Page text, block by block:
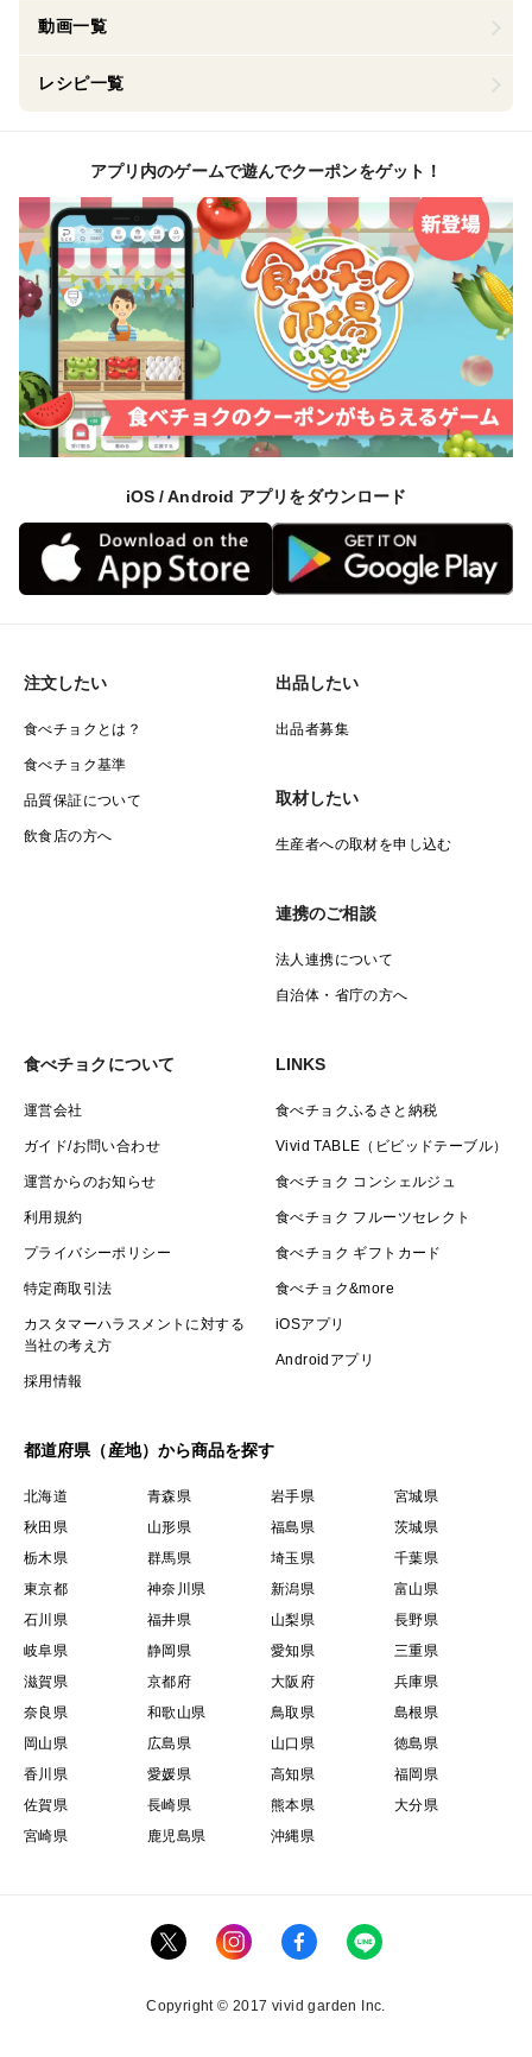
動画一覧
レシピ一覧
アプリ内のゲームで遊んでクーポンをゲット！
iOS / Android アプリをダウンロード
注文したい
食べチョクとは？
食べチョク基準
品質保証について
飲食店の方へ
出品したい
出品者募集
取材したい
生産者への取材を申し込む
連携のご相談
法人連携について
自治体・省庁の方へ
食べチョクについて
運営会社
ガイド/お問い合わせ
運営からのお知らせ
利用規約
プライバシーポリシー
特定商取引法
カスタマーハラスメントに対する
当社の考え方
採用情報
LINKS
食べチョクふるさと納税
Vivid TABLE（ビビッドテーブル）
食べチョク コンシェルジュ
食べチョク フルーツセレクト
食べチョク ギフトカード
食べチョク&more
iOSアプリ
Androidアプリ
都道府県（産地）から商品を探す
北海道 青森県 岩手県
宮城県
秋田県
山形県 福島県
茨城県
栃木県
群馬県 埼玉県
千葉県
東京都
神奈川県 新潟県
富山県
石川県
福井県 山梨県
長野県
岐阜県
静岡県 愛知県
三重県
滋賀県
京都府 大阪府
兵庫県
奈良県
和歌山県 鳥取県
島根県
岡山県
広島県 山口県
徳島県
香川県
愛媛県 高知県
福岡県
佐賀県
長崎県 熊本県
大分県
宮崎県
鹿児島県 沖縄県
Copyright © 2017 vivid garden Inc.